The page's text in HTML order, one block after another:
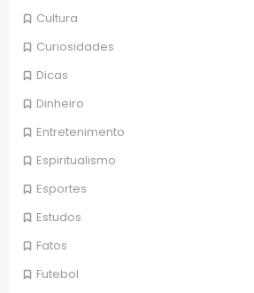
Cultura
Curiosidades
Dicas
Dinheiro
Entretenimento
Espiritualismo
Esportes
Estudos
Fatos
Futebol